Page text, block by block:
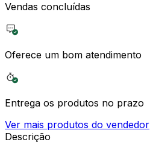
Vendas concluídas
Oferece um bom atendimento
Entrega os produtos no prazo
Ver mais produtos do vendedor
Descrição